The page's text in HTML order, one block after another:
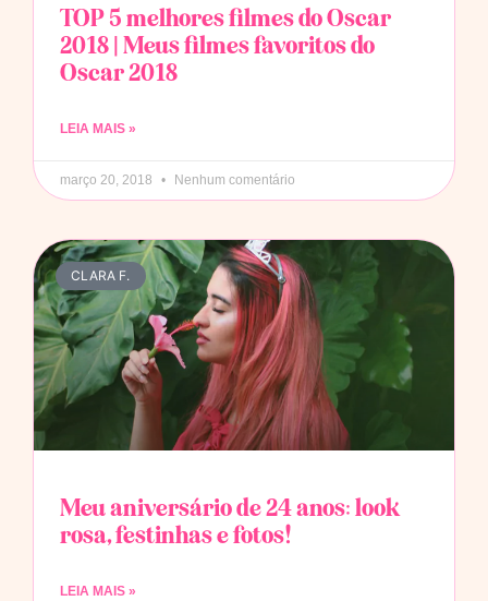
TOP 5 melhores filmes do Oscar
2018 | Meus filmes favoritos do
Oscar 2018
LEIA MAIS »
março 20, 2018 Nenhum comentário
CLARA F.
Meu aniversário de 24 anos: look
rosa, festinhas e fotos!
LEIA MAIS »